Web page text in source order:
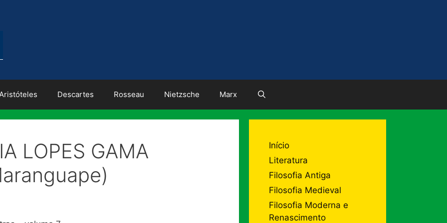
Descartes Rosseau Nietzsche Marx
LOPES GAMA
Início
Literatura
Filosofia Antiga
Filosofia Medieval
Filosofia Moderna e
Renascimento